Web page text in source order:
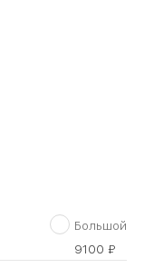
Большой
9100 ₽